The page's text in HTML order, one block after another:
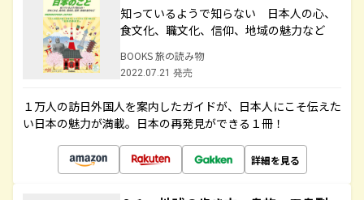
知っているようで知らない 日本人の心、
食文化、職文化、信仰、地域の魅力など
BOOKS 旅の読み物
2022.07.21 発売
１万人の訪日外国人を案内したガイドが、日本人にこそ伝えた
い日本の魅力が満載。日本の再発見ができる１冊！
詳細を見る